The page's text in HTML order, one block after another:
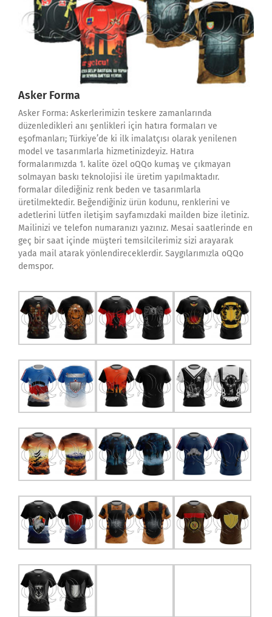
Asker Forma
Asker Forma: Askerlerimizin teskere zamanlarında
düzenledikleri anı şenlikleri için hatıra formaları ve
eşofmanları; Türkiye’de ki ilk imalatçısı olarak yenilenen
model ve tasarımlarla hizmetinizdeyiz. Hatıra
formalarımızda 1. kalite özel oQQo kumaş ve çıkmayan
solmayan baskı teknolojisi ile üretim yapılmaktadır.
formalar dilediğiniz renk beden ve tasarımlarla
üretilmektedir. Beğendiğiniz ürün kodunu, renklerini ve
adetlerini lütfen iletişim sayfamızdaki mailden bize iletiniz.
Mailinizi ve telefon numaranızı yazınız. Mesai saatlerinde en
geç bir saat içinde müşteri temsilcilerimiz sizi arayarak
yada mail atarak yönlendireceklerdir. Saygılarımızla oQQo
demspor.